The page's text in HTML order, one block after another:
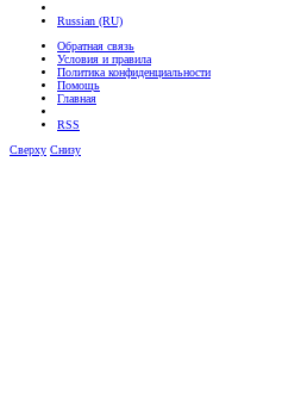
Russian (RU)
Обратная связь
Условия и правила
Политика конфиденциальности
Помощь
Главная
RSS
Сверху Снизу